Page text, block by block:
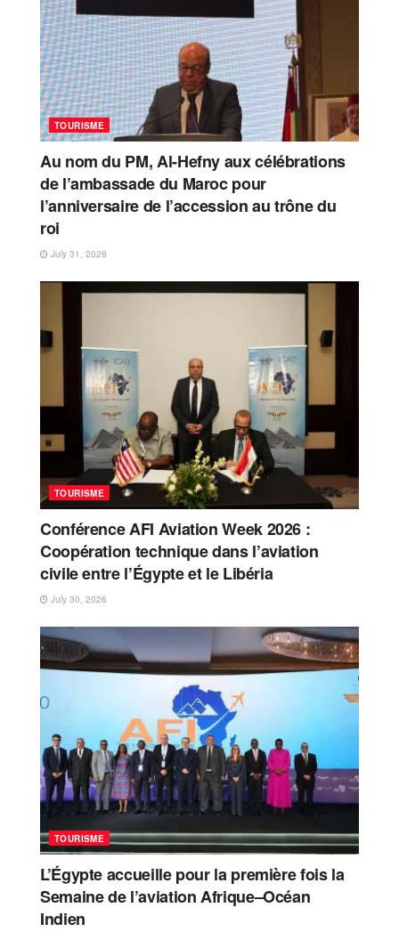
TOURISME
Au nom du PM, Al-Hefny aux célébrations
de l’ambassade du Maroc pour
l’anniversaire de l’accession au trône du
roi
July 31, 2026
TOURISME
Conférence AFI Aviation Week 2026 :
Coopération technique dans l’aviation
civile entre l’Égypte et le Libéria
July 30, 2026
TOURISME
L’Égypte accueille pour la première fois la
Semaine de l’aviation Afrique–Océan
Indien